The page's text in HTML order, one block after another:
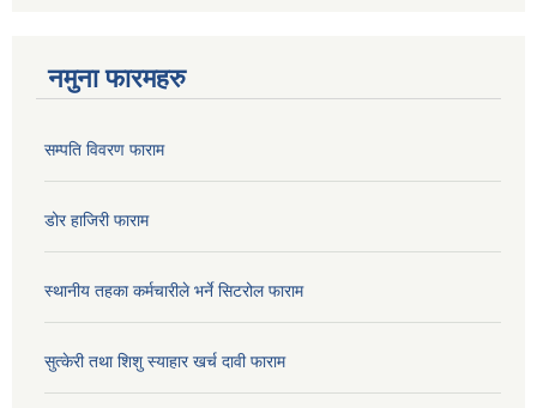
नमुना फारमहरु
सम्पति विवरण फाराम
डोर हाजिरी फाराम
स्थानीय तहका कर्मचारीले भर्ने सिटरोल फाराम
सुत्केरी तथा शिशु स्याहार खर्च दावी फाराम